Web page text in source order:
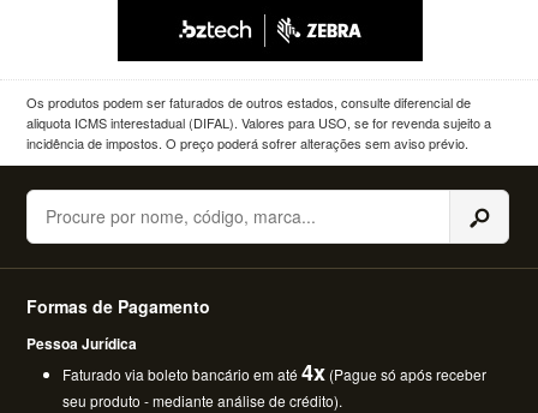
Os produtos podem ser faturados de outros estados, consulte diferencial de
aliquota ICMS interestadual (DIFAL). Valores para USO, se for revenda sujeito a
incidência de impostos. O preço poderá sofrer alterações sem aviso prévio.
Buscar
Formas de Pagamento
Pessoa Jurídica
Faturado via boleto bancário em até4x (Pague só após receber
seu produto - mediante análise de crédito).